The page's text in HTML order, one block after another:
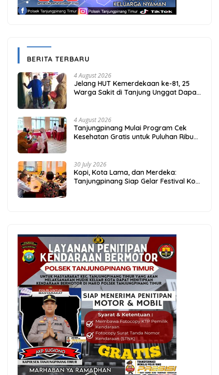
BERITA TERBARU
4 August 2026
Jelang HUT Kemerdekaan ke-81, 25
Warga Sakit di Tanjung Unggat Dapat
4 August 2026
Tanjungpinang Mulai Program Cek
Kesehatan Gratis untuk Puluhan Ribu
30 July 2026
Kopi, Kota Lama, dan Merdeka:
Tanjungpinang Siap Gelar Festival Kopi